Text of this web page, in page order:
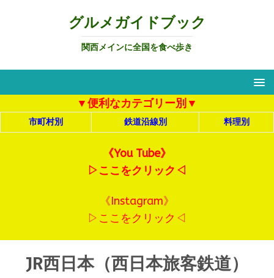
グルメガイドブック
関西メインに全国を食べ歩き
▼便利なカテゴリー別▼
市町村別 鉄道沿線別 料理別
《You Tube》
▷ここをクリック◁
《Instagram》
▷ここをクリック◁
JR西日本（西日本旅客鉄道）